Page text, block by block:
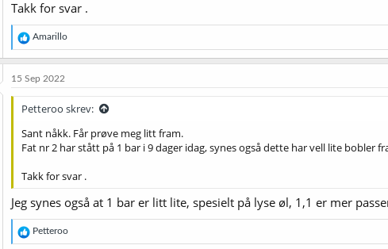
Takk for svar .
R
e
a
j
o
e
r
Amarillo
15 Sep 2022
Petteroo skrev:
Sant nåkk. Får prøve meg litt fram.
Fat nr 2 har stått på 1 bar i 9 dager idag, synes også dette har vell lite
Takk for svar .
Jeg synes også at 1 bar er litt lite, spesielt på lyse øl, 1,1 er mer
R
e
Petteroo